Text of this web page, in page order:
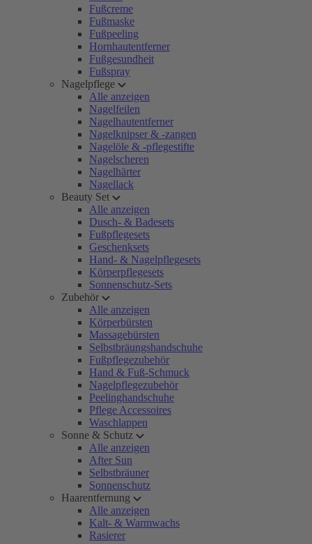
Fußcreme
Fußmaske
Fußpeeling
Hornhautentferner
Fußgesundheit
Fußspray
Nagelpflege
Alle anzeigen
Nagelfeilen
Nagelhautentferner
Nagelknipser & -zangen
Nagelöle & -pflegestifte
Nagelscheren
Nagelhärter
Nagellack
Beauty Set
Alle anzeigen
Dusch- & Badesets
Fußpflegesets
Geschenksets
Hand- & Nagelpflegesets
Körperpflegesets
Sonnenschutz-Sets
Zubehör
Alle anzeigen
Körperbürsten
Massagebürsten
Selbstbräungshandschuhe
Fußpflegezubehör
Hand & Fuß-Schmuck
Nagelpflegezubehör
Peelinghandschuhe
Pflege Accessoires
Waschlappen
Sonne & Schutz
Alle anzeigen
After Sun
Selbstbräuner
Sonnenschutz
Haarentfernung
Alle anzeigen
Kalt- & Warmwachs
Rasierer